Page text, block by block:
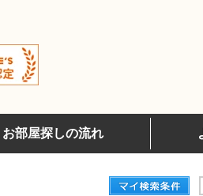
お部屋探しの流れ